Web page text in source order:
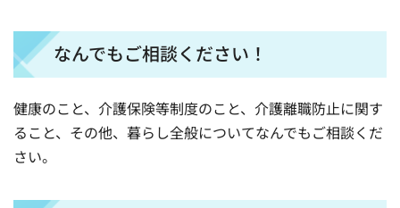
なんでもご相談ください！
健康のこと、介護保険等制度のこと、介護離職防止に関す
ること、その他、暮らし全般についてなんでもご相談くだ
さい。